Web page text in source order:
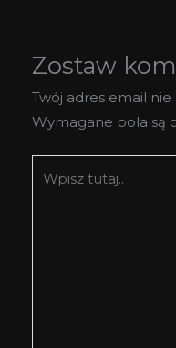
Zostaw
Twój adres email
Wymagane pola są
tutaj..